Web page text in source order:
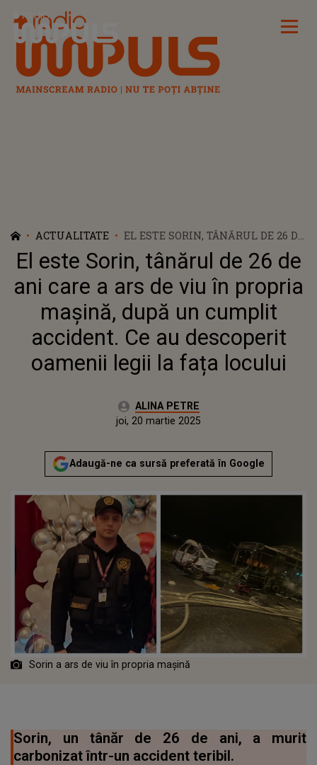
Radio Impuls
ACTUALITATE
EL ESTE SORIN, TÂNĂRUL DE 26 DE
ANI CARE A ARS DE VIU ÎN
PROPRIA MAȘINĂ, DUPĂ UN
CUMPLIT ACCIDENT. CE AU
DESCOPERIT OAMENII LEGII LA
FAȚA LOCULUI
El este Sorin, tânărul de 26 de
ani care a ars de viu în propria
mașină, după un cumplit
accident. Ce au descoperit
oamenii legii la fața locului
Autor:ALINA PETRE
Publicat:
joi, 20 martie 2025
Adaugă-ne ca sursă preferată în Google
Sorin a ars de viu în propria mașină
Sorin, un tânăr de 26 de ani, a murit
carbonizat într-un accident teribil.